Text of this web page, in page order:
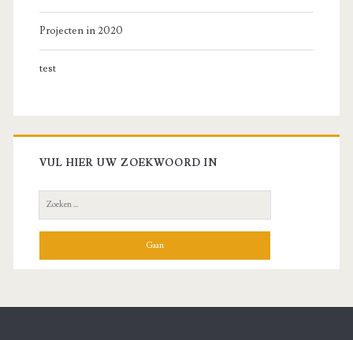
Projecten in 2020
test
VUL HIER UW ZOEKWOORD IN
Zoek
naar: